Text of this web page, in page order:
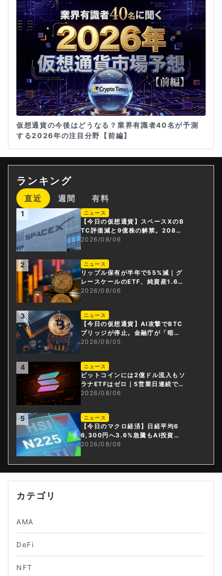
仮想通貨の今後はどうなる？業界有識者40名が予測
する2026年の注目分野【前編】
ランキング
直近 週間 有料
1 ニュース
【今日の仮想通貨】スペースXのB
TC評価減と9億株の解禁。208億
円相当のBTCが盗難
2026/08/06
2 ニュース
リップル保有が半年で55%減｜グ
レースケールのETF、純資産1.6億
ドル減
2026/08/06
3 ニュース
【今日の仮想通貨】AI攻撃でBTC
ブリッジが停止。金融庁が「暗号
資産・ステーブルコイン課」新設
2026/08/05
4 ニュース
ビットコインには2億ドル流入もソ
ラナETFはゼロ｜5営業日連続で停
止
2026/08/06
5 ニュース
【今日のマクロ経済】日経平均6
6,300円へ3.6%急騰もAI投資回
収懸念が再燃
2026/08/06
カテゴリ
AMA
DeFi
NFT